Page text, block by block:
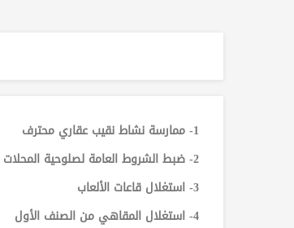
1- ممارسة نشاط نقيب عقاري محترف
2- ضبط الشروط العامة لصلوحية المحلات
3- استغلال قاعات الألعاب
4- استغلال المقاهي من الصنف الأول